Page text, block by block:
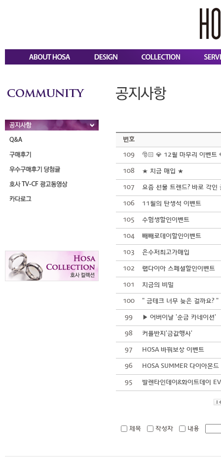
번호
109 🎅🏻 💎 12월 마무리 이벤트
108 ★ 치금 매입 ★
107 요즘 선물 트렌드? 바로 각인
106 11월의 탄생석 이벤트
105 수험생할인이벤트
104 빼빼로데이할인이벤트
103 은수저최고가매입
102 랩다이아 스페셜할인이벤트
101 치금의 비밀
100 " 금테크 너무 늦은 걸까요? "
99 ▶ 어버이날 '순금 카네이션'
98 커플반지'금값행사'
97 HOSA 바꿔보상 이벤트
96 HOSA SUMMER 다이아몬
95 발렌타인데이&화이트데이
제목 작성자 내용